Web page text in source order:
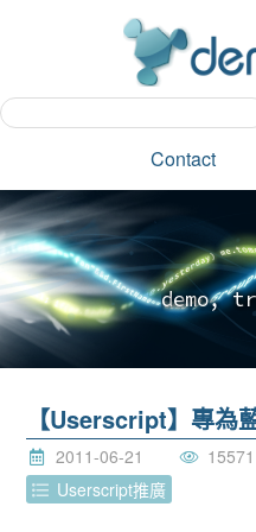
Contact
demo, tr
【Userscript】專為
2011-06-21 15571
Userscript推廣